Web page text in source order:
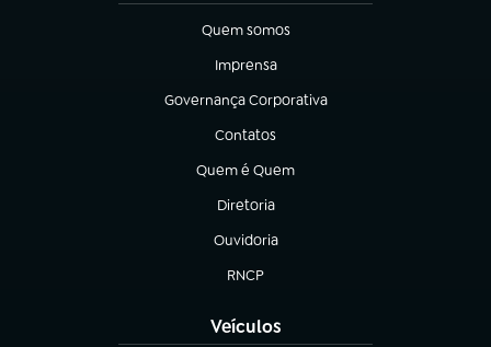
Quem somos
(abre em nova aba)
Imprensa
(abre em nova aba)
Governança Corporativa
(abre em nova aba)
Contatos
(abre em nova aba)
Quem é Quem
(abre em nova aba)
Diretoria
(abre em nova aba)
Ouvidoria
(abre em nova aba)
RNCP
(abre em nova aba)
Veículos